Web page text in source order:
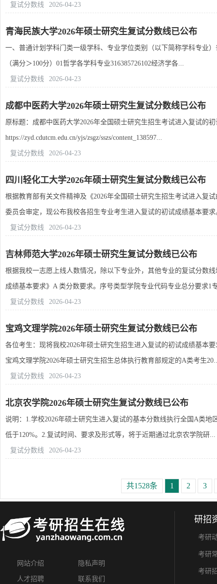
复试分数线 2026-04-23
青海民族大学2026年硕士研究生复试分数线已公布
一、普通计划学科门类一级学科、专业学位类别（以下简称学科专业
（满分＞100分）01哲学各学科专业316385726102经济学各...
复试分数线 2026-04-23
成都中医药大学2026年硕士研究生复试分数线已公布
原标题：成都中医药大学2026年全国硕士研究生招生考试进入复试的
https://zyd.cdutcm.edu.cn/yjs/zsgz/sszs/content_138597...
复试分数线 2026-04-23
四川轻化工大学2026年硕士研究生复试分数线已公布
根据教育部有关文件精神及《2026年全国硕士研究生招生考试进入复
委员会审定，现公布我校各招生专业考生进入复试的初试成绩基本要
复试分数线 2026-04-23
吉林师范大学2026年硕士研究生复试分数线已公布
根据我校一志愿上线人数情况，除以下专业外，其他专业的复试分数
成绩基本要求》A 类分数要求。序号类型学院专业代码专业总分要求1
复试分数线 2026-04-23
宝鸡文理学院2026年硕士研究生复试分数线已公布
各位考生：现将我校2026年硕士研究生招生进入复试的初试成绩基本
宝鸡文理学院2026年硕士研究生招生总体执行教育部规定的A类考生
复试分数线 2026-04-23
北京农学院2026年硕士研究生复试分数线已公布
说明：1.学校2026年硕士研究生进入复试的基本分数线执行全国A类
低于120%。2.复试时间、要求及形式等，将于近期通过北京农学院研...
复试分数线 2026-04-23
共1528条 1 2 3
网站介绍 隐私声明
人才招聘 联系我们
研招
考研
考研
考研